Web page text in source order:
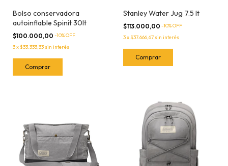
Bolso conservadora
autoinflable Spinit 30lt
$100.000,00 -10% OFF
3x$33.333,33 sin interés
Stanley Water Jug 7.5 lt
$113.000,00 -10% OFF
3x$37.666,67 sin interés